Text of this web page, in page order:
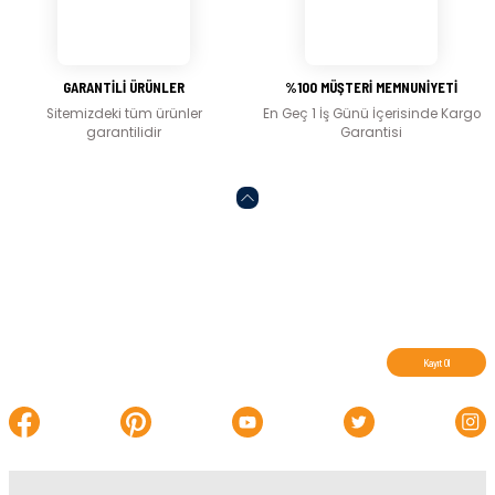
GARANTİLİ ÜRÜNLER
Sitemizdeki tüm ürünler
garantilidir
%100 MÜŞTERİ MEMNUNİYETİ
En Geç 1 İş Günü İçerisinde Kargo
Garantisi
Kayıt Ol